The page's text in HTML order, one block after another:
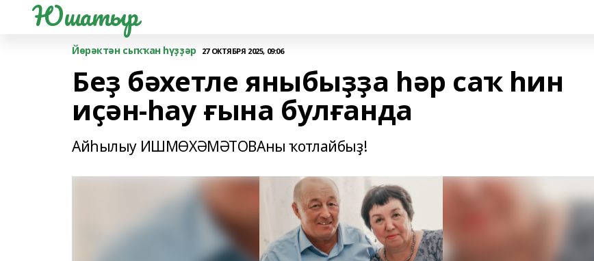
Юшатыр
Йөрәктән сыҡҡан һүҙҙәр 27 ОКТЯБРЯ 2025, 09:06
Беҙ бәхетле яныбыҙҙа һәр саҡ һин
иҫән-һау ғына булғанда
Айһылыу ИШМӨХӘМӘТОВАны ҡотлайбыҙ!